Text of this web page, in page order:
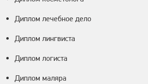
Диплом лечебное дело
Диплом лингвиста
Диплом логиста
Диплом маляра